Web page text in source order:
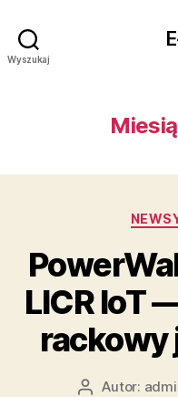
Wyszukaj
LICR IoT
rackowy
AutorAutor: